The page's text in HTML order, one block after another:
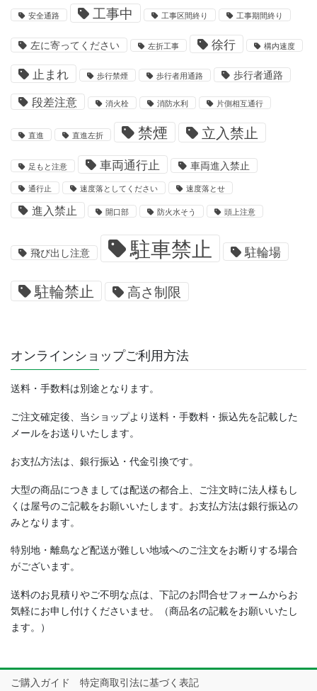
安全通路 工事中 工事区間終り 工事期間終り
左に寄ってください 左折工事 徐行 構内速度
止まれ 歩行禁煙 歩行者用通路 歩行者通路
段差注意 消火栓 消防水利 片側相互通行
直進 直進左折 禁煙 立入禁止
足もと注意 車両通行止 車両進入禁止
通行止 速度落としてください 速度落とせ
進入禁止 開口部 防火水そう 頭上注意
飛び出し注意 駐車禁止 駐輪場
駐輪禁止 高さ制限
オンラインショップご利用方法
送料・手数料は別途となります。
ご注文確定後、当ショップより送料・手数料・振込先を記載した
メールをお送りいたします。
お支払方法は、銀行振込・代金引換です。
大型の商品につきましては配送の都合上、ご注文時に法人様もし
くは屋号のご記載をお願いいたします。お支払方法は銀行振込の
みとなります。
特別地・離島など配送が難しい地域へのご注文をお断りする場合
がございます。
送料のお見積りやご不明な点は、下記のお問合せフォームからお
気軽にお申し付けくださいませ。（商品名の記載をお願いいたし
ます。）
ご購入ガイド 特定商取引法に基づく表記